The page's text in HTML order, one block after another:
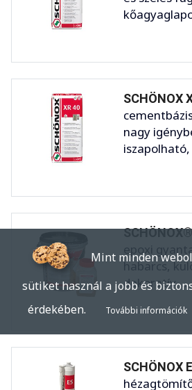
SCHÖNOX
nagy
iszapolható,
epoxi
habarcs,
dekoratív ...
SCHÖNOX
Mint minden
sütiket használ a jobb és
érdekében.
További információk